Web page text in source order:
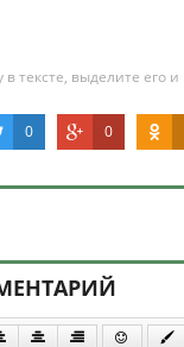
тексте, выделите его
0 0